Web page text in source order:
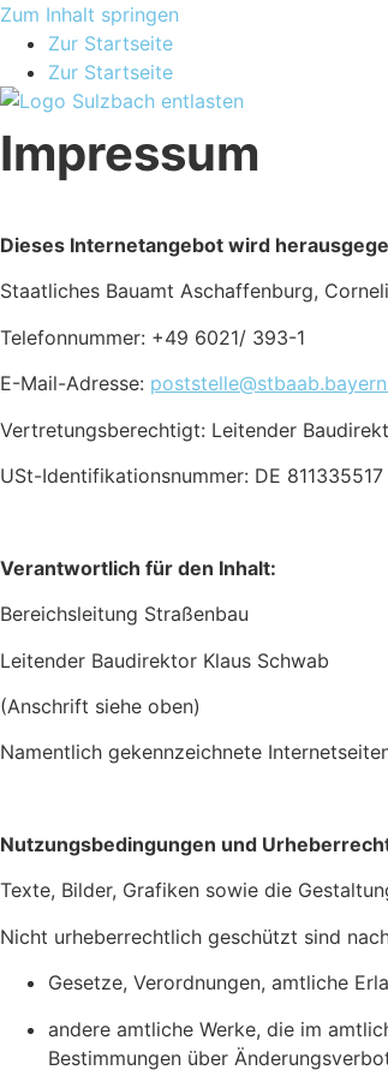
Zum Inhalt springen
Zur Startseite
Zur Startseite
Impressum
Dieses Internetangebot wird
Staatliches Bauamt Aschaffenburg,
Telefonnummer: +49 6021/ 393-1
E-Mail-Adresse:
Vertretungsberechtigt: Leitender
USt-Identifikationsnummer: DE 811335517
Verantwortlich für den Inhalt:
Bereichsleitung Straßenbau
Leitender Baudirektor Klaus Schwab
(Anschrift siehe oben)
Namentlich gekennzeichnete
Nutzungsbedingungen und
Texte, Bilder, Grafiken sowie die
Nicht urheberrechtlich geschützt sind
Gesetze, Verordnungen, amtliche
andere amtliche Werke, die im
Bestimmungen über